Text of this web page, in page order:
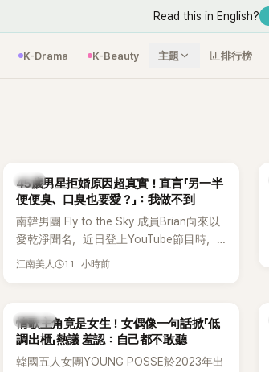
Read this in English?
K-Drama K-Beauty 主題 排行榜
韓星
45歲男星拒婚原因超真實！直言「另一半
便便臭、口臭也要愛？」：我做不到
南韓男團 Fly to the Sky 成員Brian向來以
愛乾淨聞名，近日登上YouTube節目時，
再度談到自己的婚姻觀，直言無法理解「連
江南美人 11 小時前
K-POP
情歌主角竟是女生！女偶像一句話掀「低
調出櫃」熱議 羞認：自己都不敢聽
韓國五人女團YOUNG POSSE於2023年出